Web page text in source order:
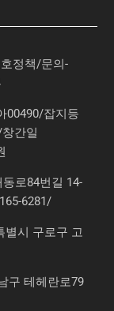
정책/문의-
00490/잡지등
간일
로84번길 14-
6281/
별시 구로구 고
구 테헤란로79